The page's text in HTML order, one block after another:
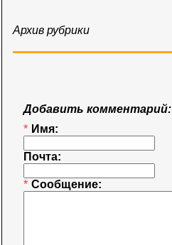
Архив рубрики
Добавить комментарий:
* Имя:
Почта:
* Сообщение: